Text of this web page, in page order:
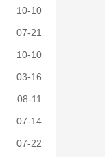
10-10
07-21
10-10
03-16
08-11
07-14
07-22